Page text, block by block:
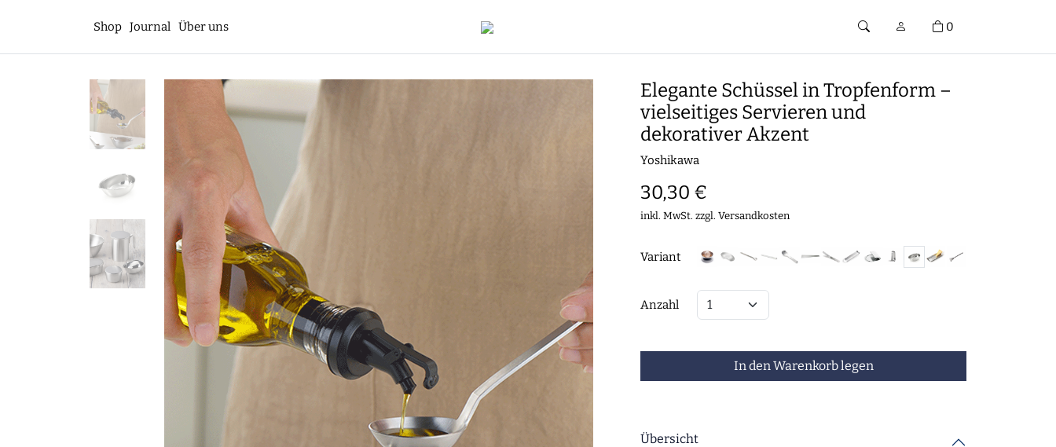
Shop Journal Über uns 0
Elegante Schüssel in Tropfenform –
vielseitiges Servieren und
dekorativer Akzent
Yoshikawa
30,30 €
inkl. MwSt. zzgl. Versandkosten
Variant
Anzahl
In den Warenkorb legen
Übersicht